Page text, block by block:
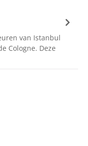
van Istanbul
Cologne. Deze